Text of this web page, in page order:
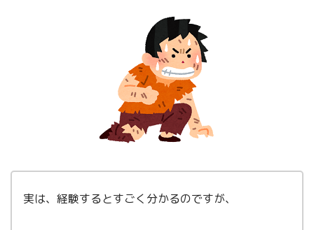
実は、経験するとすごく分かるのですが、